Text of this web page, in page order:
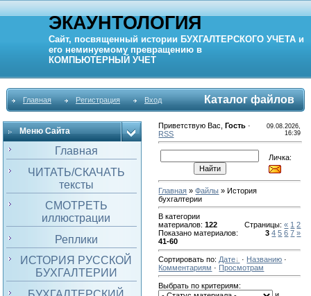
ЭКАУНТОЛОГИЯ
Сайт, посвященный истории БУХГАЛТЕРСКОГО УЧЕТА и
его неминуемому превращению в
КОМПЬЮТЕРНЫЙ УЧЕТ
Главная Регистрация Вход Каталог файлов
Меню Сайта
Главная
ЧИТАТЬ/СКАЧАТЬ
тексты
СМОТРЕТЬ
иллюстрации
Реплики
ИСТОРИЯ РУССКОЙ
БУХГАЛТЕРИИ
Приветствую Вас ,Гость ·
RSS
09.08.2026,
16:39
Личка:
Главная »Файлы » История
бухгалтерии
В категории
материалов:122
Показано материалов:
41-60
Страницы:« 1 2
3 4 5 6 7 »
Сортировать по: Дате · Названию ·
Комментариям · Просмотрам
Выбрать по критериям:
и